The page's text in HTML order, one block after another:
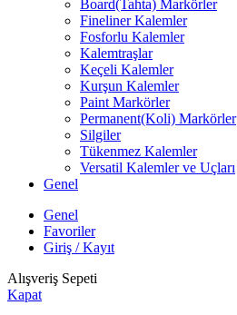
Board(Tahta) Markörler
Fineliner Kalemler
Fosforlu Kalemler
Kalemtraşlar
Keçeli Kalemler
Kurşun Kalemler
Paint Markörler
Permanent(Koli) Markörler
Silgiler
Tükenmez Kalemler
Versatil Kalemler ve Uçları
Genel
Genel
Favoriler
Giriş / Kayıt
Alışveriş Sepeti
Kapat